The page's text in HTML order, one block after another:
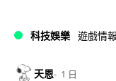
科技娛樂 遊戲情報
天恩 1 日